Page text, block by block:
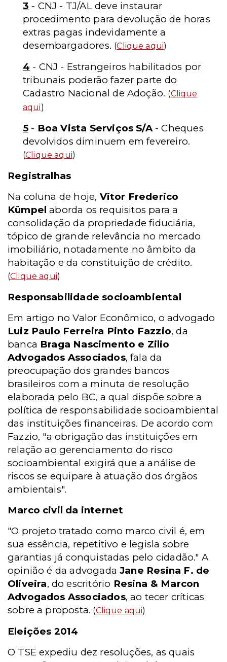
3 - CNJ - TJ/AL deve instaurar
procedimento para devolução de horas
extras pagas indevidamente a
desembargadores. (Clique aqui)
4 - CNJ - Estrangeiros habilitados por
tribunais poderão fazer parte do
Cadastro Nacional de Adoção. (Clique
aqui)
5 - Boa Vista Serviços S/A- Cheques
devolvidos diminuem em fevereiro.
(Clique aqui)
Registralhas
Na coluna de hoje, Vitor Frederico
Kümpel aborda os requisitos para a
consolidação da propriedade fiduciária,
tópico de grande relevância no mercado
imobiliário, notadamente no âmbito da
habitação e da constituição de crédito.
(Clique aqui)
Responsabilidade socioambiental
Em artigo no Valor Econômico, o advogado
Luiz Paulo Ferreira Pinto Fazzio, da
banca Braga Nascimento e Zilio
Advogados Associados, fala da
preocupação dos grandes bancos
brasileiros com a minuta de resolução
elaborada pelo BC, a qual dispõe sobre a
política de responsabilidade socioambiental
das instituições financeiras. De acordo com
Fazzio, "a obrigação das instituições em
relação ao gerenciamento do risco
socioambiental exigirá que a análise de
riscos se equipare à atuação dos órgãos
ambientais".
Marco civil da internet
"O projeto tratado como marco civil é, em
sua essência, repetitivo e legisla sobre
garantias já conquistadas pelo cidadão." A
opinião é da advogadaJane Resina F. de
Oliveira, do escritório Resina & Marcon
Advogados Associados, ao tecer críticas
sobre a proposta. (Clique aqui)
Eleições 2014
O TSE expediu dez resoluções, as quais